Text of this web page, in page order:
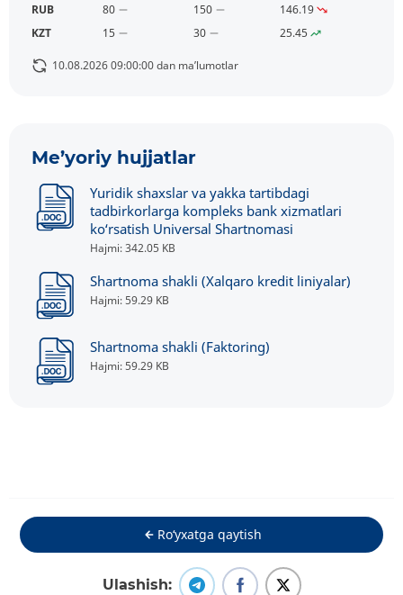
RUB 80 150
146.19
KZT
15 30 25.45
10.08.2026 09:00:00 dan ma’lumotlar
Me’yoriy hujjatlar
Yuridik shaxslar va yakka tartibdagi
tadbirkorlarga kompleks bank xizmatlari
ko‘rsatish Universal Shartnomasi
Hajmi: 342.05 KB
Shartnoma shakli (Xalqaro kredit liniyalar)
Hajmi: 59.29 KB
Shartnoma shakli (Faktoring)
Hajmi: 59.29 KB
Ro‘yxatga qaytish
Ulashish: